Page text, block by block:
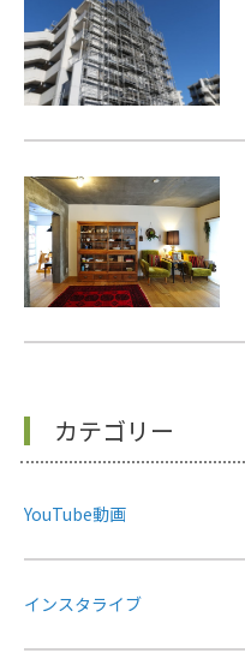
カテゴリー
YouTube動画
インスタライブ